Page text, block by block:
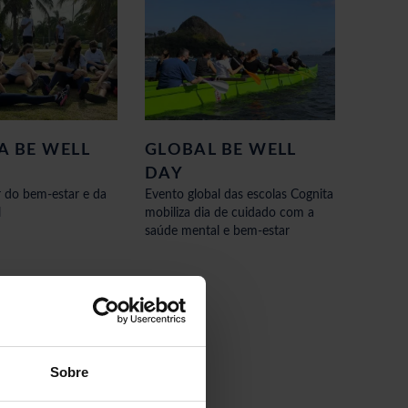
Sobre
BE WELL
do bem-estar e da
GLOBAL BE WELL
DAY
Evento global das escolas Cognita
mobiliza dia de cuidado com a
saúde mental e bem-estar